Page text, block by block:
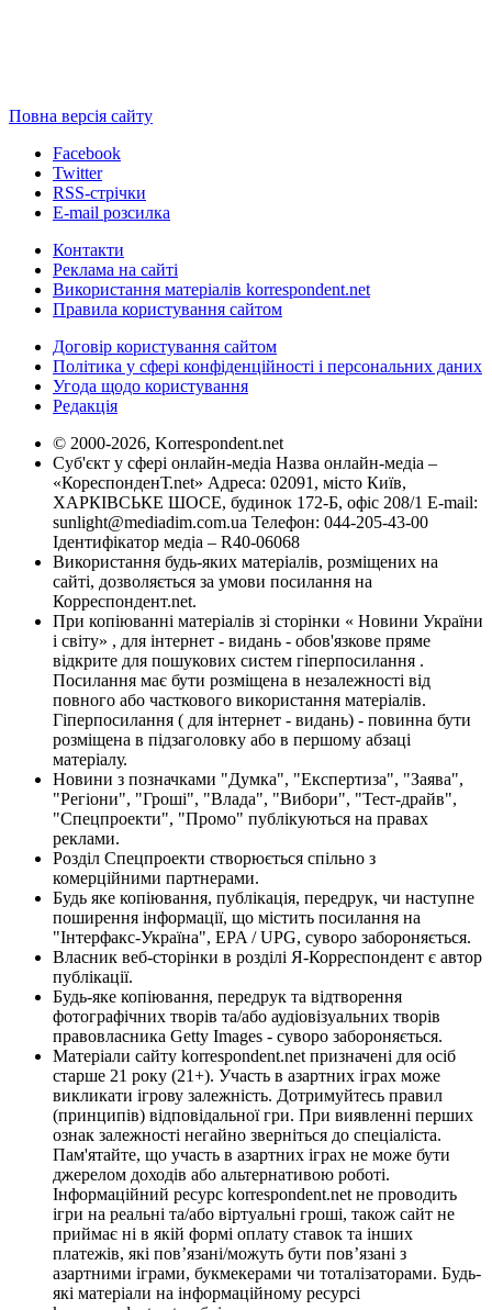
Повна версія сайту
Facebook
Twitter
RSS-стрічки
E-mail розсилка
Контакти
Реклама на сайті
Використання матеріалів korrespondent.net
Правила користування сайтом
Договір користування сайтом
Політика у сфері конфіденційності і персональних даних
Угода щодо користування
Редакція
© 2000-2026, Korrespondent.net
Суб'єкт у сфері онлайн-медіа Назва онлайн-медіа –
«КореспонденТ.net» Адреса: 02091, місто Київ,
ХАРКІВСЬКЕ ШОСЕ, будинок 172-Б, офіс 208/1 E-mail:
sunlight@mediadim.com.ua Телефон: 044-205-43-00
Ідентифікатор медіа – R40-06068
Використання будь-яких матеріалів, розміщених на
сайті, дозволяється за умови посилання на
Корреспондент.net.
При копіюванні матеріалів зі сторінки « Новини України
і світу» , для інтернет - видань - обов'язкове пряме
відкрите для пошукових систем гіперпосилання .
Посилання має бути розміщена в незалежності від
повного або часткового використання матеріалів.
Гіперпосилання ( для інтернет - видань) - повинна бути
розміщена в підзаголовку або в першому абзаці
матеріалу.
Новини з позначками "Думка", "Експертиза", "Заява",
"Регіони", "Гроші", "Влада", "Вибори", "Тест-драйв",
"Спецпроекти", "Промо" публікуються на правах
реклами.
Розділ Спецпроекти створюється спільно з
комерційними партнерами.
Будь яке копіювання, публікація, передрук, чи наступне
поширення інформації, що містить посилання на
"Інтерфакс-Україна", EPA / UPG, суворо забороняється.
Власник веб-сторінки в розділі Я-Корреспондент є автор
публікації.
Будь-яке копіювання, передрук та відтворення
фотографічних творів та/або аудіовізуальних творів
правовласника Getty Images - суворо забороняється.
Матеріали сайту korrespondent.net призначені для осіб
старше 21 року (21+). Участь в азартних іграх може
викликати ігрову залежність. Дотримуйтесь правил
(принципів) відповідальної гри. При виявленні перших
ознак залежності негайно зверніться до спеціаліста.
Пам'ятайте, що участь в азартних іграх не може бути
джерелом доходів або альтернативою роботі.
Інформаційний ресурс korrespondent.net не проводить
ігри на реальні та/або віртуальні гроші, також сайт не
приймає ні в якій формі оплату ставок та інших
платежів, які пов’язані/можуть бути пов’язані з
азартними іграми, букмекерами чи тоталізаторами. Будь-
які матеріали на інформаційному ресурсі